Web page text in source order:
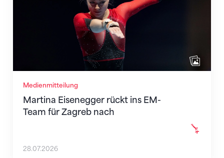
Medienmitteilung
Martina Eisenegger rückt ins EM-
Team für Zagreb nach
28.07.2026